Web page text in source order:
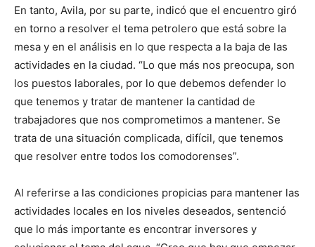
En tanto, Avila, por su parte, indicó que el encuentro giró
en torno a resolver el tema petrolero que está sobre la
mesa y en el análisis en lo que respecta a la baja de las
actividades en la ciudad. “Lo que más nos preocupa, son
los puestos laborales, por lo que debemos defender lo
que tenemos y tratar de mantener la cantidad de
trabajadores que nos comprometimos a mantener. Se
trata de una situación complicada, difícil, que tenemos
que resolver entre todos los comodorenses”.
Al referirse a las condiciones propicias para mantener las
actividades locales en los niveles deseados, sentenció
que lo más importante es encontrar inversores y